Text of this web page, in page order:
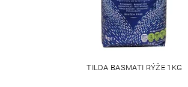
TILDA BASMATI RÝŽE 1KG